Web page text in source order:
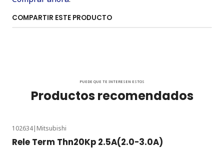
COMPARTIR ESTE PRODUCTO
PUEDE QUE TE INTERESEN ESTOS
Productos recomendados
102634| Mitsubishi
Rele Term Thn20Kp 2.5A(2.0-3.0A)